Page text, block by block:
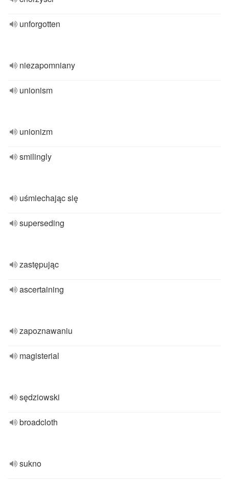
unforgotten
niezapomniany
unionism
unionizm
smilingly
uśmiechając się
superseding
zastępując
ascertaining
zapoznawaniu
magisterial
sędziowski
broadcloth
sukno